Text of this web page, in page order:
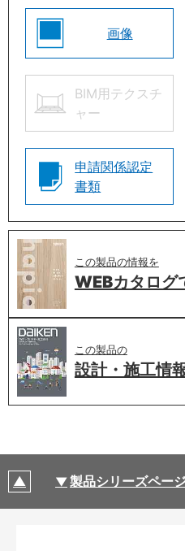
画像
BIM用テクスチ
ャー
申請関係認定
書類
この製品の情報を
WEBカタログ
この製品の
設計・施工情
製品シリーズペー